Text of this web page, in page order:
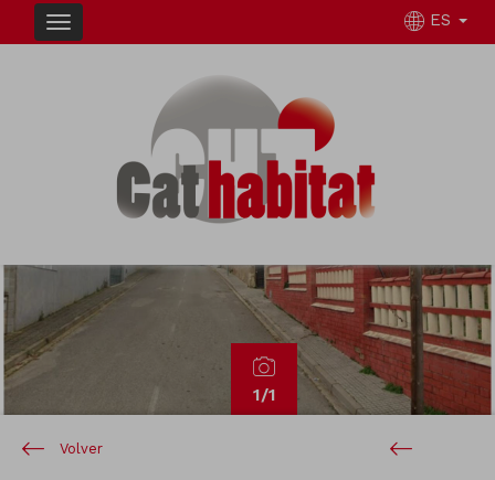
ES
1/1
Previous
Volver